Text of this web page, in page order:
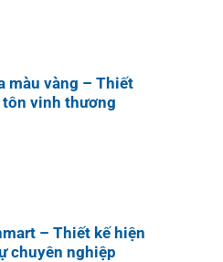
màu vàng – Thiết
tôn vinh thương
– Thiết kế hiện
chuyên nghiệp